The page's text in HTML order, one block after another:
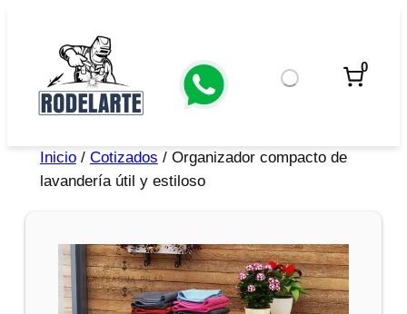
0
Inicio/ Cotizados / Organizador compacto de
lavandería útil y estiloso